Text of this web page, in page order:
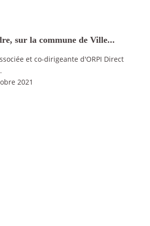
sur la commune de Ville...
et co-dirigeante d'ORPI Direct
2021